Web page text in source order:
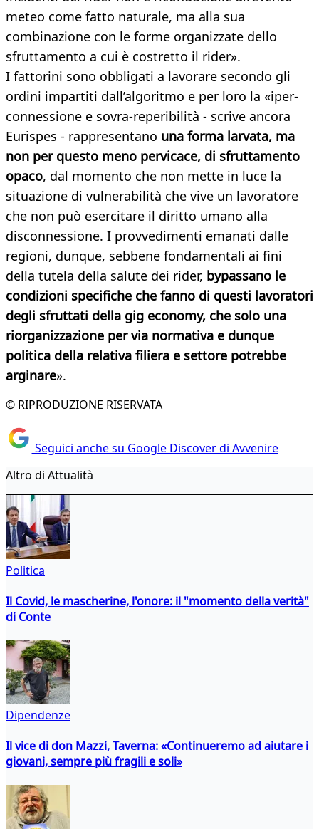
meteo come fatto naturale, ma alla sua
combinazione con le forme organizzate dello
sfruttamento a cui è costretto il rider».
I fattorini sono obbligati a lavorare secondo gli
ordini impartiti dall’algoritmo e per loro la «iper-
connessione e sovra-reperibilità - scrive ancora
Eurispes - rappresentano una forma larvata, ma
non per questo meno pervicace, di sfruttamento
opaco, dal momento che non mette in luce la
situazione di vulnerabilità che vive un lavoratore
che non può esercitare il diritto umano alla
disconnessione. I provvedimenti emanati dalle
regioni, dunque, sebbene fondamentali ai fini
della tutela della salute dei rider, bypassano le
condizioni specifiche che fanno di questi lavoratori
degli sfruttati della gig economy, che solo una
riorganizzazione per via normativa e dunque
politica della relativa filiera e settore potrebbe
arginare».
© RIPRODUZIONE RISERVATA
Seguici anche su Google Discover di Avvenire
Altro di Attualità
Politica
Il Covid, le mascherine, l'onore: il "momento della verità"
di Conte
Dipendenze
Il vice di don Mazzi, Taverna: «Continueremo ad aiutare i
giovani, sempre più fragili e soli»